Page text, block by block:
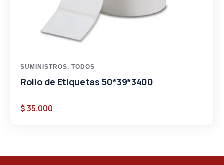
SUMINISTROS, TODOS
Rollo de Etiquetas 50*39*3400
$35.000